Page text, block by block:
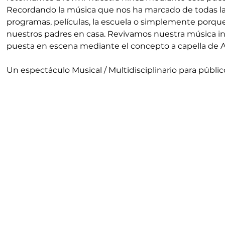
Recordando la música que nos ha marcado de todas
programas, películas, la escuela o simplemente
nuestros padres en casa. Revivamos nuestra música
puesta en escena mediante el concepto a capella de
Un espectáculo Musical / Multidisciplinario para